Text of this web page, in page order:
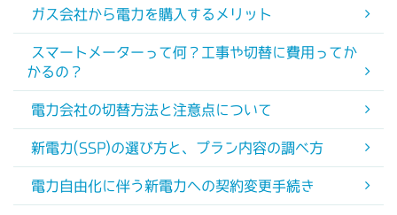
ガス会社から電力を購入するメリット
スマートメーターって何？工事や切替に費用ってか
かるの？
電力会社の切替方法と注意点について
新電力(SSP)の選び方と、プラン内容の調べ方
電力自由化に伴う新電力への契約変更手続き